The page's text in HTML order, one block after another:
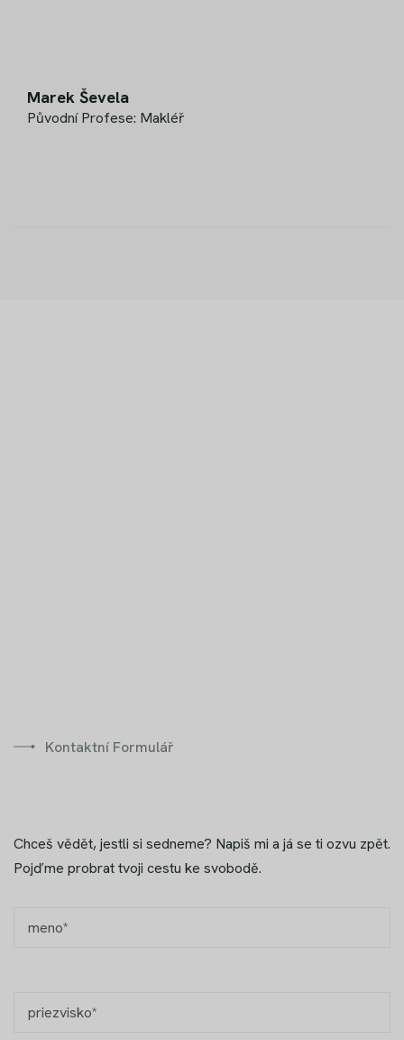
Marek Ševela
Původní Profese: Makléř
Kontaktní Formulář
Chceš vědět, jestli si sedneme? Napiš mi a já se ti ozvu zpět.
Pojďme probrat tvoji cestu ke svobodě.